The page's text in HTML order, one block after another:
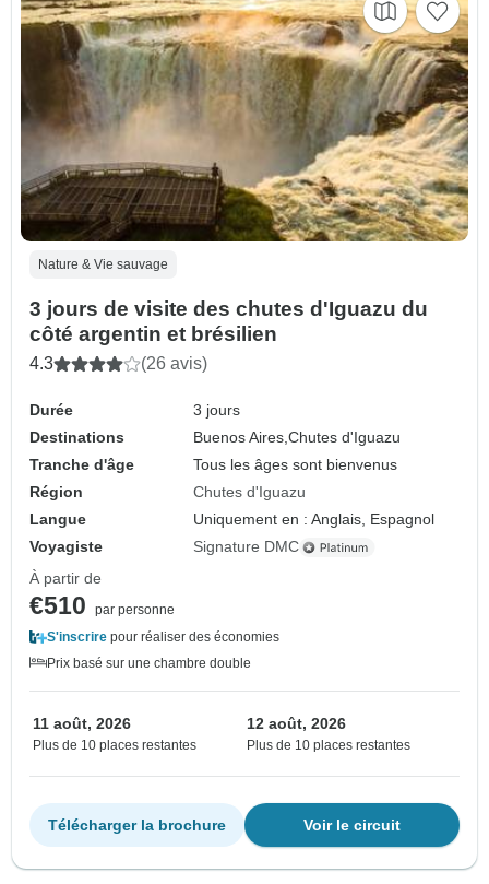
Nature & Vie sauvage
3 jours de visite des chutes d'Iguazu du
côté argentin et brésilien
4.3 (26 avis)
Durée
3 jours
Destinations
Buenos Aires,Chutes d'Iguazu
Tranche d'âge
Tous les âges sont bienvenus
Région
Chutes d'Iguazu
Langue
Uniquement en : Anglais, Espagnol
Voyagiste
Signature DMC
À partir de
€510
par personne
S'inscrire pour réaliser des économies
Prix basé sur une chambre double
11 août, 2026
Plus de 10 places restantes
12 août, 2026
Plus de 10 places restantes
Voir le circuit
Télécharger la brochure